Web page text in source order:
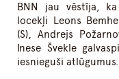
BNN jau vēstīja,
locekļi Leons
(S), Andrejs
Inese Švekle
iesnieguši atlūgumus.